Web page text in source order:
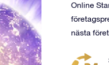
Online
nästa